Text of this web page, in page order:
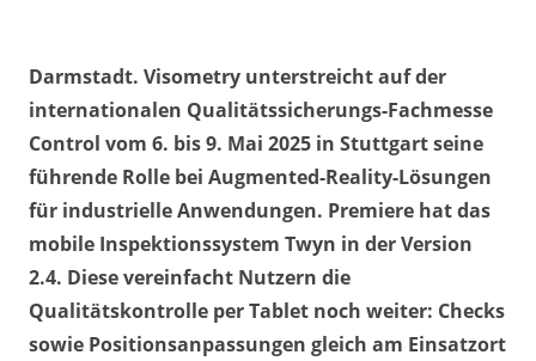
Darmstadt. Visometry unterstreicht auf der
internationalen Qualitätssicherungs-Fachmesse
Control vom 6. bis 9. Mai 2025 in Stuttgart seine
führende Rolle bei Augmented-Reality-Lösungen
für industrielle Anwendungen. Premiere hat das
mobile Inspektionssystem Twyn in der Version
2.4. Diese vereinfacht Nutzern die
Qualitätskontrolle per Tablet noch weiter: Checks
sowie Positionsanpassungen gleich am Einsatzort